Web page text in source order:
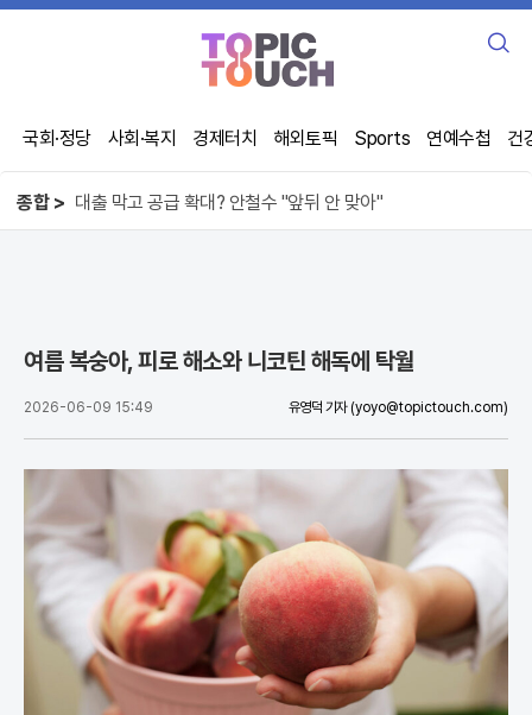
검
국회·정당 사회·복지 경제터치 해외토픽 Sports 연예수첩 건
종합 >
오뚜기 케챂 55년, 1인당 100개씩 먹었다
사기꾼이 주무른 제주 선거, 직원 강제 동원
대출 막고 공급 확대? 안철수 "앞뒤 안 맞아"
오뚜기 케챂 55년, 1인당 100개씩 먹었다
여름 복숭아, 피로 해소와 니코틴 해독에 탁월
2026-06-09 15:49 유영덕 기자 (yoyo@topictouch.com)